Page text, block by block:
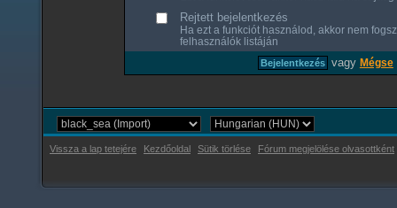
Rejtett bejelentkezés
Ha ezt a funkciót használod, akkor nem
felhasználók listáján
vagy Mégse
Vissza a lap tetejére Kezdőoldal Sütik törlése Fórum megjelölése olvasottként